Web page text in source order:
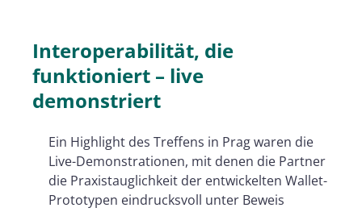
Interoperabilität, die
funktioniert – live
demonstriert
Ein Highlight des Treffens in Prag waren die
Live-Demonstrationen, mit denen die Partner
die Praxistauglichkeit der entwickelten Wallet-
Prototypen eindrucksvoll unter Beweis